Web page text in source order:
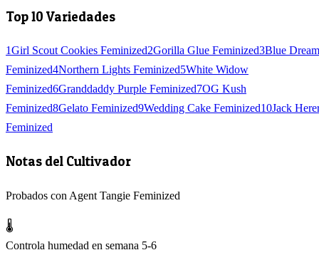
Top 10 Variedades
1Girl Scout Cookies Feminized2Gorilla Glue Feminized3Blue Dream
Feminized4Northern Lights Feminized5White Widow
Feminized6Granddaddy Purple Feminized7OG Kush
Feminized8Gelato Feminized9Wedding Cake Feminized10Jack
Feminized
Notas del Cultivador
Probados con Agent Tangie Feminized
🌡️
Controla humedad en semana 5-6